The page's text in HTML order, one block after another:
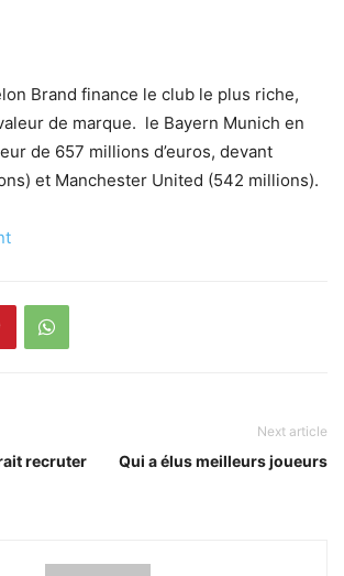
Brand finance le club le plus riche,
de marque. le Bayern Munich en
de 657 millions d’euros, devant
et Manchester United (542 millions).
recruter
Next article
Qui a élus meilleurs joueurs